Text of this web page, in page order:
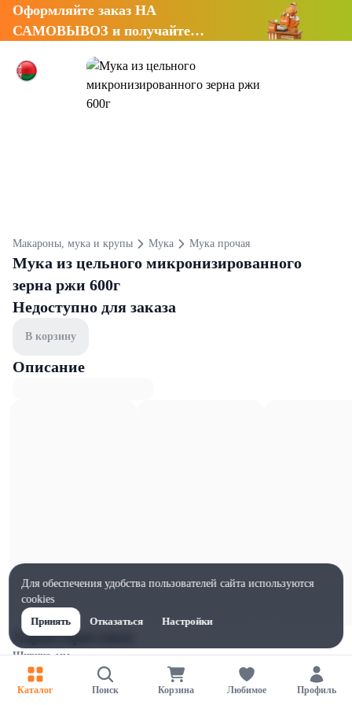
Оформляйте заказ НА
САМОВЫВОЗ и получайте
Макароны, мука и крупы Мука Мука прочая
Мука из цельного микронизированного
зерна ржи 600г
Недоступно для заказа
В корзину
Описание
Характеристики
Ширина, мм
Высота, мм
Каталог Поиск Корзина Любимое Профиль
Для обеспечения удобства пользователей сайта используются
cookies
Принять
Отказаться Настройки